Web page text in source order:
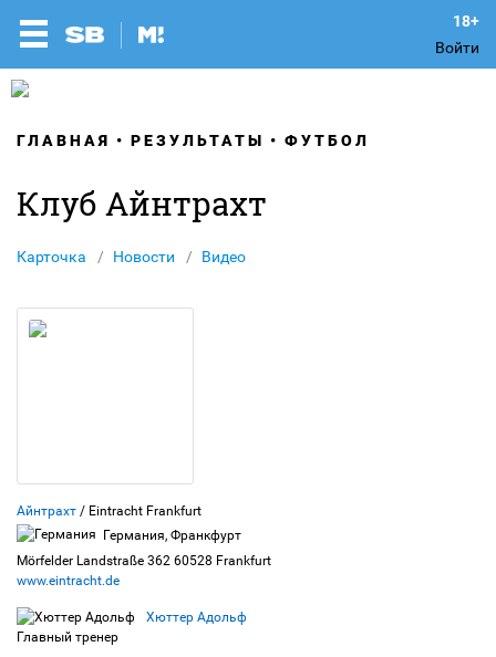
Войти
ГЛАВНАЯ РЕЗУЛЬТАТЫ ФУТБОЛ
Клуб Айнтрахт
Карточка Новости Видео
Айнтрахт / Eintracht Frankfurt
Германия, Франкфурт
Mörfelder Landstraße 362 60528 Frankfurt
www.eintracht.de
Хюттер Адольф
Главный тренер